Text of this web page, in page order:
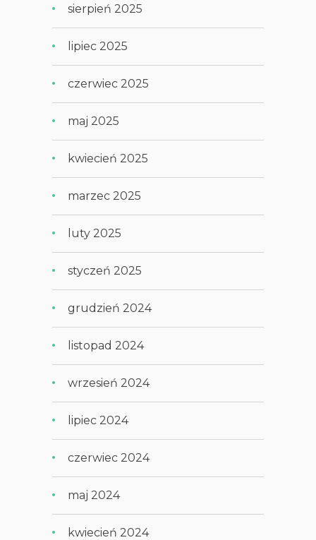
sierpień 2025
lipiec 2025
czerwiec 2025
maj 2025
kwiecień 2025
marzec 2025
luty 2025
styczeń 2025
grudzień 2024
listopad 2024
wrzesień 2024
lipiec 2024
czerwiec 2024
maj 2024
kwiecień 2024